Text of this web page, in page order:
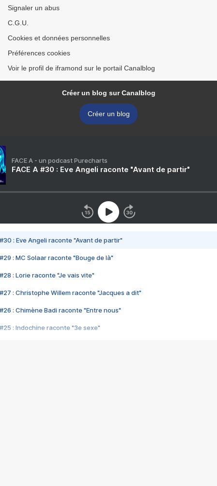
Signaler un abus
C.G.U.
Cookies et données personnelles
Préférences cookies
Voir le profil de iframond sur le portail Canalblog
Créer un blog sur Canalblog
Créer un blog
FACE A - un podcast Purecharts
FACE A #30 : Eve Angeli raconte "Avant de partir"
#30 : Eve Angeli raconte "Avant de partir"
#29 : MC Solaar raconte "Bouge de là"
#28 : Lorie raconte "Je vais vite"
#27 : Christophe Willem raconte "Jacques a dit"
#26 : Chimène Badi raconte "Entre nous"
#25 : Indochine raconte "3e sexe"